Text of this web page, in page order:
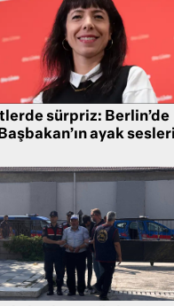
sürpriz: Berlin’de
ayak sesleri